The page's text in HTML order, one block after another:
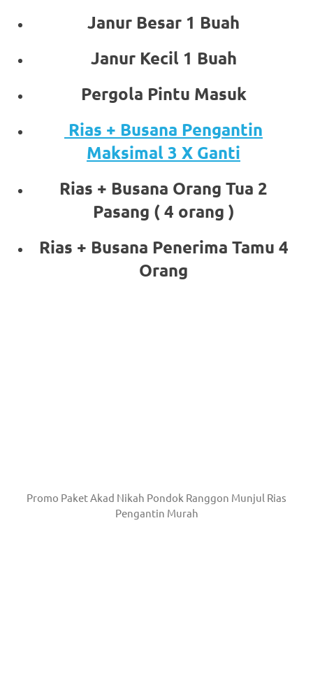
Janur Besar 1 Buah
Janur Kecil 1 Buah
Pergola Pintu Masuk
Rias + Busana Pengantin
Maksimal 3 X Ganti
Rias + Busana Orang Tua 2
Pasang ( 4 orang )
Rias + Busana Penerima Tamu 4
Orang
Promo Paket Akad Nikah Pondok Ranggon Munjul Rias
Pengantin Murah